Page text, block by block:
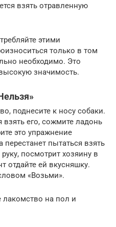
взять отравленную
этими
только в том
необходимо. Это
значимость.
поднесите к носу собаки.
его, сожмите ладонь
это упражнение
перестанет пытаться взять
посмотрит хозяину в
отдайте ей вкусняшку.
«Возьми».
на пол и